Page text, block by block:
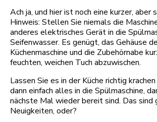
Ach ja, und hier ist noch eine kurzer, aber
Hinweis: Stellen Sie niemals die
anderes elektrisches Gerät in die
Seifenwasser. Es genügt, das Gehäuse
Küchenmaschine und die Zubehörnabe
feuchten, weichen Tuch abzuwischen.
Lassen Sie es in der Küche richtig
dann einfach alles in die Spülmaschine,
nächste Mal wieder bereit sind. Das sind
Neuigkeiten, oder?